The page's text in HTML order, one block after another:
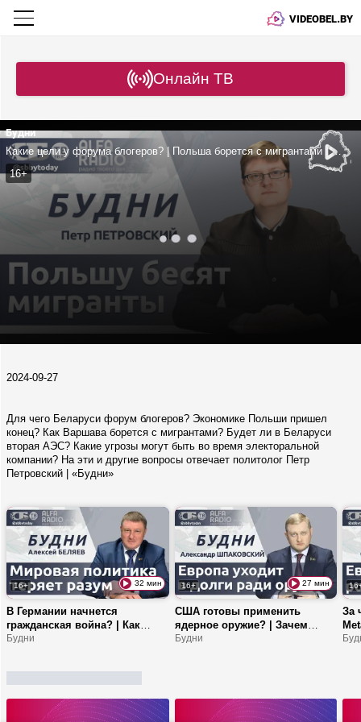
VIDEOBEL.BY
Онлайн ТВ
Будни
Какие цели у форума блогеров? | Польша борется с мигрантами | Второй БелАЭС быть? | Предложение Ирана по БРИКС
16+
2024-09-27
Для чего Беларуси форум блогеров? Экономике Польши пришел
конец? Как Варшава борется с мигрантами? Будет ли в Беларуси
вторая АЭС? Какие угрозы могут быть во время электоральной
компании? На эти и другие вопросы отвечает политолог Петр
Петровский | «Будни»
16+ 32 мин
В Германии начнется
гражданская война? | Как
Беларусь сотрудничает с
Будни
16+ 27 мин
США готовы применить
ядерное оружие? | Зачем
Эстонии эскалация? |
Будни
За